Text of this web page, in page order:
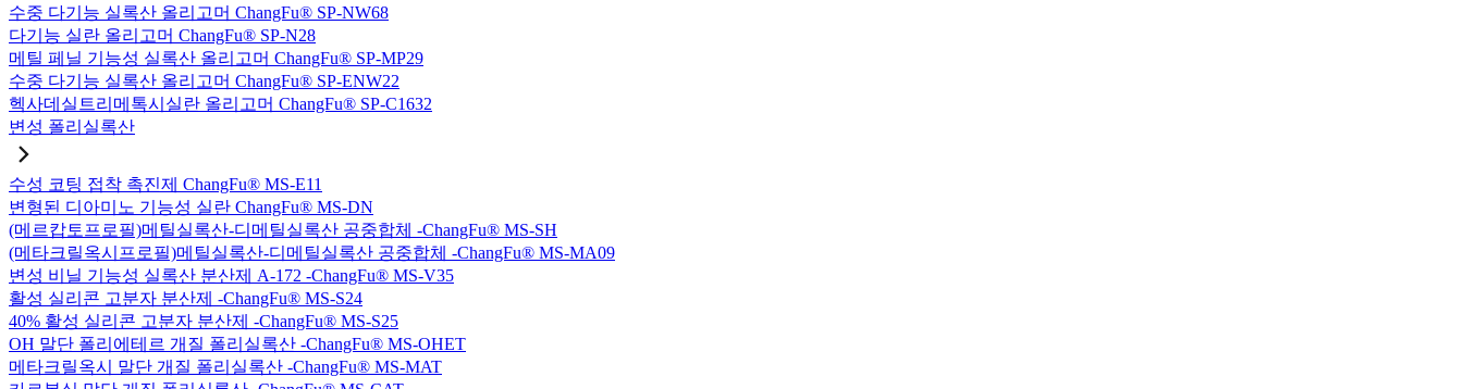
수중 다기능 실록산 올리고머 ChangFu® SP-NW68
다기능 실란 올리고머 ChangFu® SP-N28
메틸 페닐 기능성 실록산 올리고머 ChangFu® SP-MP29
수중 다기능 실록산 올리고머 ChangFu® SP-ENW22
헥사데실트리메톡시실란 올리고머 ChangFu® SP-C1632
변성 폴리실록산
수성 코팅 접착 촉진제 ChangFu® MS-E11
변형된 디아미노 기능성 실란 ChangFu® MS-DN
(메르캅토프로필)메틸실록산-디메틸실록산 공중합체 -ChangFu® MS-SH
(메타크릴옥시프로필)메틸실록산-디메틸실록산 공중합체 -ChangFu® MS-MA09
변성 비닐 기능성 실록산 분산제 A-172 -ChangFu® MS-V35
활성 실리콘 고분자 분산제 -ChangFu® MS-S24
40% 활성 실리콘 고분자 분산제 -ChangFu® MS-S25
OH 말단 폴리에테르 개질 폴리실록산 -ChangFu® MS-OHET
메타크릴옥시 말단 개질 폴리실록산 -ChangFu® MS-MAT